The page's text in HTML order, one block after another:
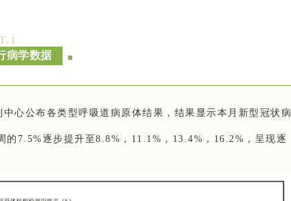
1
病学数据
中心公布各类型呼吸道病原体结果，结果显示本月新型冠状病
的7.5%逐步提升至8.8%，11.1%，13.4%，16.2%，呈现逐